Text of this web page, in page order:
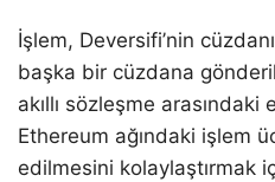
İşlem, Deversifi’nin
başka bir cüzdana
akıllı sözleşme arasındaki
Ethereum ağındaki işlem
edilmesini kolaylaştırmak